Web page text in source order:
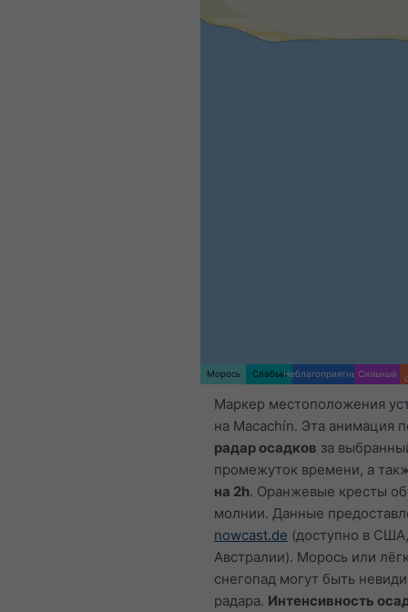
Морось СлабыйНеблагоприятныйСильный
Маркер местоположения
на Macachín. Эта анимация
радар осадков за
промежуток времени, а
на 2h. Оранжевые кресты
молнии. Данные
nowcast.de (доступно в
Австралии). Морось или
снегопад могут быть
радара. Интенсивность